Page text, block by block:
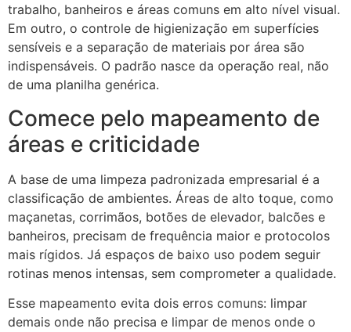
trabalho, banheiros e áreas comuns em alto nível visual.
Em outro, o controle de higienização em superfícies
sensíveis e a separação de materiais por área são
indispensáveis. O padrão nasce da operação real, não
de uma planilha genérica.
Comece pelo mapeamento de
áreas e criticidade
A base de uma limpeza padronizada empresarial é a
classificação de ambientes. Áreas de alto toque, como
maçanetas, corrimãos, botões de elevador, balcões e
banheiros, precisam de frequência maior e protocolos
mais rígidos. Já espaços de baixo uso podem seguir
rotinas menos intensas, sem comprometer a qualidade.
Esse mapeamento evita dois erros comuns: limpar
demais onde não precisa e limpar de menos onde o